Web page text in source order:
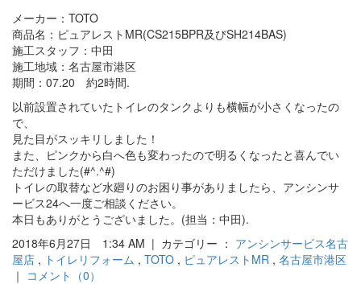
メーカー：TOTO
商品名：ピュアレストMR(CS215BPR及びSH214BAS)
施工スタッフ：中田
施工地域：名古屋市港区
期間：07.20 約2時間.
以前設置されていたトイレのタンクよりも横幅が小さくなったの
で、
見た目がスッキリしました！
また、ピンクから白へ色も変わったので明るくなったと喜んでい
ただけました(#^.^#)
トイレの取替など水廻りのお困り事がありましたら、アンシンサ
ービス24へ一度ご相談ください。
本日もありがとうございました。(担当：中田).
2018年6月27日 1:34 AM | カテゴリー ： アンシンサービス名古
屋店 , トイレリフォーム , TOTO , ピュアレストMR , 名古屋市港区
｜ コメント（0）